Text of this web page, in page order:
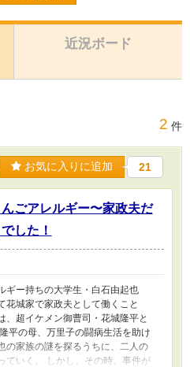
近況ボード
2 件
お気に入りに追加 21
ごアレルギー〜家政夫だ
した！
ギー持ちの大学生・白石由起也
花城家で家政夫として働くこと
、超イケメン御曹司・花城隆平と
平の母、万里子の闘病生活を助け
の家族の謎を探るうちに、二人の
ていく。 しかし、その時、事件が